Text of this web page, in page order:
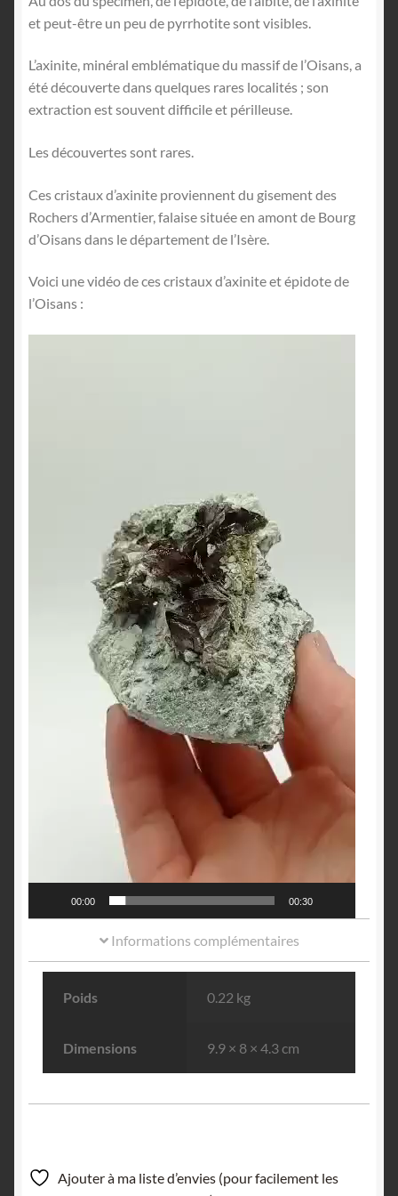
et peut-être un peu de pyrrhotite sont visibles.
L’axinite, minéral emblématique du massif de l’Oisans, a
été découverte dans quelques rares localités ; son
extraction est souvent difficile et périlleuse.
Les découvertes sont rares.
Ces cristaux d’axinite proviennent du gisement des
Rochers d’Armentier, falaise située en amont de Bourg
d’Oisans dans le département de l’Isère.
Voici une vidéo de ces cristaux d’axinite et épidote de
l’Oisans :
00:00 00:30
Informations complémentaires
Poids 0.22 kg
Dimensions 9.9 × 8 × 4.3 cm
Ajouter à ma liste d’envies (pour facilement les